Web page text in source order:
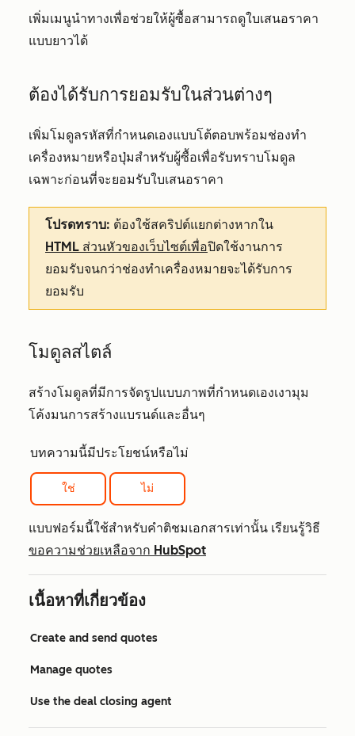
เพิ่มเมนูนำทางเพื่อช่วยให้ผู้ซื้อสามารถดูใบเสนอราคา
แบบยาวได้
ต้องได้รับการยอมรับในส่วนต่างๆ
เพิ่มโมดูลรหัสที่กำหนดเองแบบโต้ตอบพร้อมช่องทำ
เครื่องหมายหรือปุ่มสำหรับผู้ซื้อเพื่อรับทราบโมดูล
เฉพาะก่อนที่จะยอมรับใบเสนอราคา
โปรดทราบ: ต้องใช้สคริปต์แยกต่างหากใน
HTML ส่วนหัวของเว็บไซต์เพื่อปิดใช้งานการ
ยอมรับจนกว่าช่องทำเครื่องหมายจะได้รับการ
ยอมรับ
โมดูลสไตล์
สร้างโมดูลที่มีการจัดรูปแบบภาพที่กำหนดเองเงามุม
โค้งมนการสร้างแบรนด์และอื่นๆ
บทความนี้มีประโยชน์หรือไม่
ใช่ ไม่
แบบฟอร์มนี้ใช้สำหรับคำติชมเอกสารเท่านั้น เรียนรู้วิธี
ขอความช่วยเหลือจาก HubSpot
เนื้อหาที่เกี่ยวข้อง
Create and send quotes
Manage quotes
Use the deal closing agent